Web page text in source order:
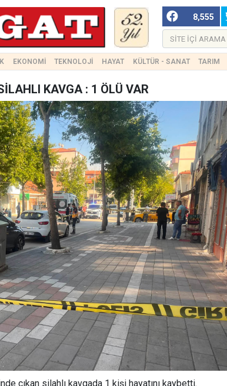
8,555
EKONOMİ TEKNOLOJİ HAYAT KÜLTÜR - SANAT TARIM
KAVGA : 1 ÖLÜ VAR
çıkan silahlı kavgada 1 kişi hayatını kaybetti.